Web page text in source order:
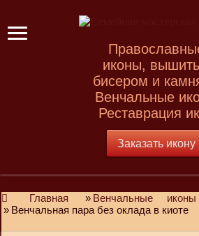
иконы,
бисером и
Венчальные
Реставрация
Заказать икону
Главная » Венчальные
» Венчальная пара без оклада в киоте